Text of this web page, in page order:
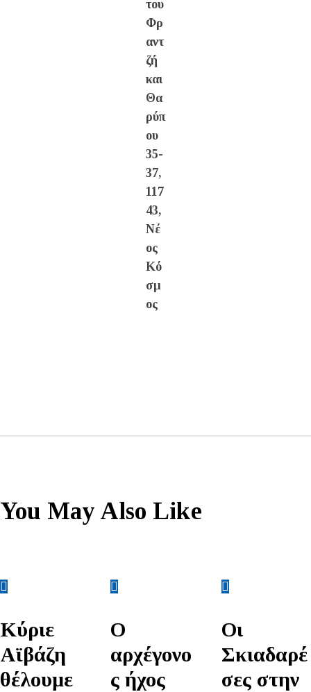
του
Φρ
αντ
ζή
και
Θα
ρύπ
ου
35-
37,
117
43,
Νέ
ος
Κό
σμ
ος
You May Also Like
Κύριε
Αϊβάζη
θέλουμε
Ο
αρχέγονο
ς ήχος
Οι
Σκιαδαρέ
σες στην